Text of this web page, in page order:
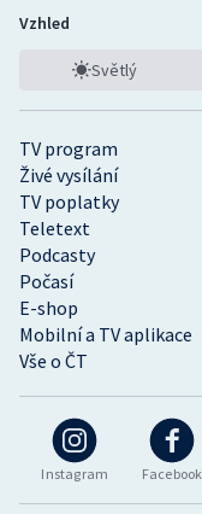
Instagram Facebook
TV program
Živé vysílání
TV poplatky
Teletext
Podcasty
Počasí
E-shop
Mobilní a TV aplikace
Vše o ČT
Vzhled
Světlý